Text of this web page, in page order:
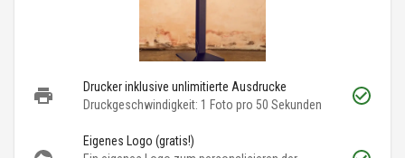
Drucker inklusive unlimitierte Ausdrucke
Druckgeschwindigkeit: 1 Foto pro 50 Sekunden
Eigenes Logo (gratis!)